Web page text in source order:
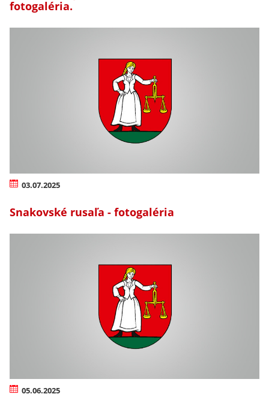
fotogaléria.
03.07.2025
Snakovské rusaľa - fotogaléria
05.06.2025